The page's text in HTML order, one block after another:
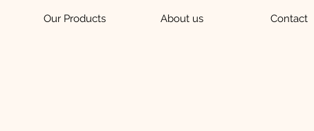
Our Products About us Contact